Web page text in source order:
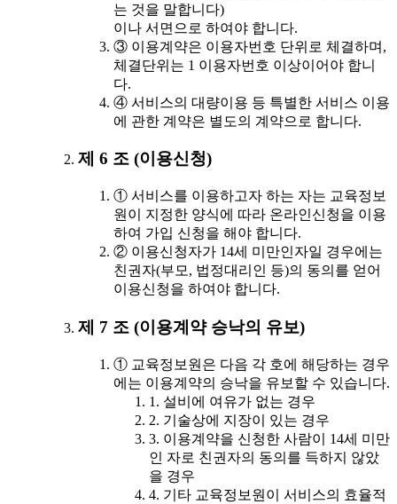
는 것을 말합니다)
이나 서면으로 하여야 합니다.
③ 이용계약은 이용자번호 단위로 체결하며,
체결단위는 1 이용자번호 이상이어야 합니
다.
④ 서비스의 대량이용 등 특별한 서비스 이용
에 관한 계약은 별도의 계약으로 합니다.
제 6 조 (이용신청)
① 서비스를 이용하고자 하는 자는 교육정보
원이 지정한 양식에 따라 온라인신청을 이용
하여 가입 신청을 해야 합니다.
② 이용신청자가 14세 미만인자일 경우에는
친권자(부모, 법정대리인 등)의 동의를 얻어
이용신청을 하여야 합니다.
제 7 조 (이용계약 승낙의 유보)
① 교육정보원은 다음 각 호에 해당하는 경우
에는 이용계약의 승낙을 유보할 수 있습니다.
1. 설비에 여유가 없는 경우
2. 기술상에 지장이 있는 경우
3. 이용계약을 신청한 사람이 14세 미만
인 자로 친권자의 동의를 득하지 않았
을 경우
4. 기타 교육정보원이 서비스의 효율적